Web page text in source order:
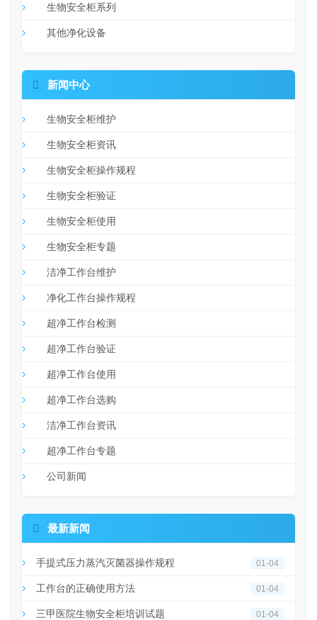
生物安全柜系列
其他净化设备
 新闻中心
生物安全柜维护
生物安全柜资讯
生物安全柜操作规程
生物安全柜验证
生物安全柜使用
生物安全柜专题
洁净工作台维护
净化工作台操作规程
超净工作台检测
超净工作台验证
超净工作台使用
超净工作台选购
洁净工作台资讯
超净工作台专题
公司新闻
 最新新闻
手提式压力蒸汽灭菌器操作规程 01-04
工作台的正确使用方法 01-04
三甲医院生物安全柜培训试题 01-04